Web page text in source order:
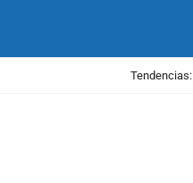
Tendencias: